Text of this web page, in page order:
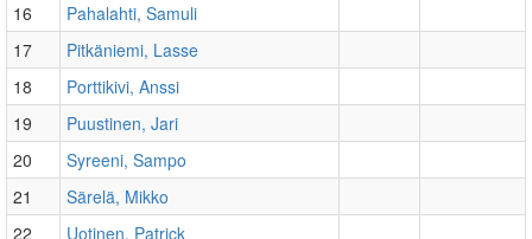
16
Pahalahti, Samuli
17
Pitkäniemi, Lasse
18
Porttikivi, Anssi
19
Puustinen, Jari
20
Syreeni, Sampo
21
Särelä, Mikko
22
Uotinen, Patrick